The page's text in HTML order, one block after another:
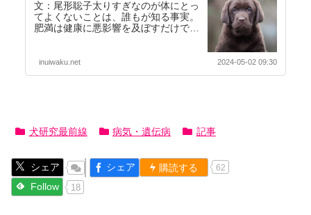
文：尾形聡子太りすぎなのが体にとっ
てよくないことは、誰もが知る事実。
肥満は健康に悪影響を及ぼすだけでな
inuiwaku.net 2024-05-02 09:30
犬研究最前線 病気・遺伝病 記事
シェア シェア 購読する 62
Follow 18